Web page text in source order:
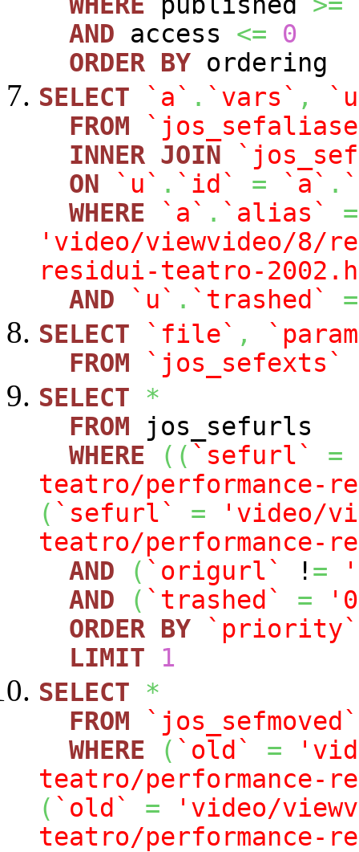
AND access <=
0
ORDER BY ordering
SELECT
`a` . `vars` ,
FROM
INNER JOIN
ON
`u` . `id` = `a` .
WHERE
`a` . `alias`
=
'video/viewvideo/8/
residui-teatro-
AND
`u` . `trashed`
=
SELECT
`file` ,
FROM
`jos_sefexts`
SELECT
*
FROM jos_sefurls
WHERE
( ( `sefurl` =
teatro/performance-
( `sefurl` =
'video/
teatro/performance-
AND
( `origurl` ! =
AND
( `trashed` =
ORDER BY
`priority`
LIMIT
1
SELECT
*
FROM
`jos_sefmoved`
WHERE
( `old` =
teatro/performance-
( `old` =
'video/
teatro/performance-